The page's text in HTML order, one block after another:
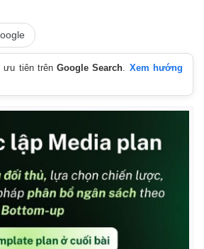
ưu tiên trênGoogle Search. Xem hướng